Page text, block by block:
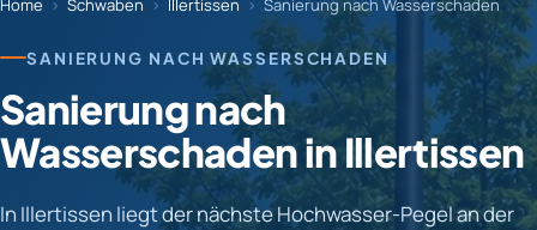
Home › Schwaben › Illertissen › Sanierung nach Wasserschaden
SANIERUNG NACH WASSERSCHADEN
Sanierung nach
Wasserschaden in Illertissen
In Illertissen liegt der nächste Hochwasser-Pegel an der